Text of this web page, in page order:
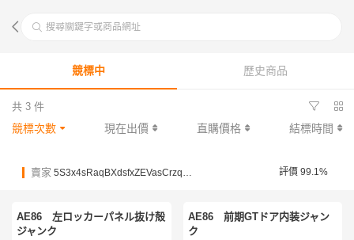
搜尋關鍵字或商品網址
競標中 歷史商品
共 3 件
競標次數 現在出價 直購價格 結標時間
賣家 5S3x4sRaqBXdsfxZEVasCrzqgWyrv 評價 99.1%
AE86 左ロッカーパネル抜け殻
ジャンク
AE86 前期GTドア内装ジャン
ク